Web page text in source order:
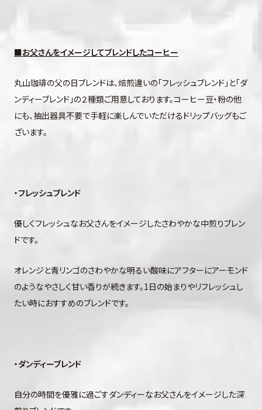
■お父さんをイメージしてブレンドしたコーヒー
丸山珈琲の父の日ブレンドは、焙煎違いの「フレッシュブレンド」と「ダ
ンディーブレンド」の２種類ご用意しております。コーヒー豆・粉の他
にも、抽出器具不要で手軽に楽しんでいただけるドリップバッグもご
ざいます。
・フレッシュブレンド
優しくフレッシュなお父さんをイメージしたさわやかな中煎りブレン
ドです。
オレンジと青リンゴのさわやかな明るい酸味にアフターにアーモンド
のようなやさしく甘い香りが続きます。1日の始まりやリフレッシュし
たい時におすすめのブレンドです。
・ダンディーブレンド
自分の時間を優雅に過ごすダンディーなお父さんをイメージした深